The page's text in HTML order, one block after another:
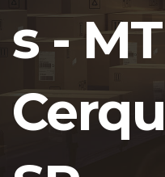
s -